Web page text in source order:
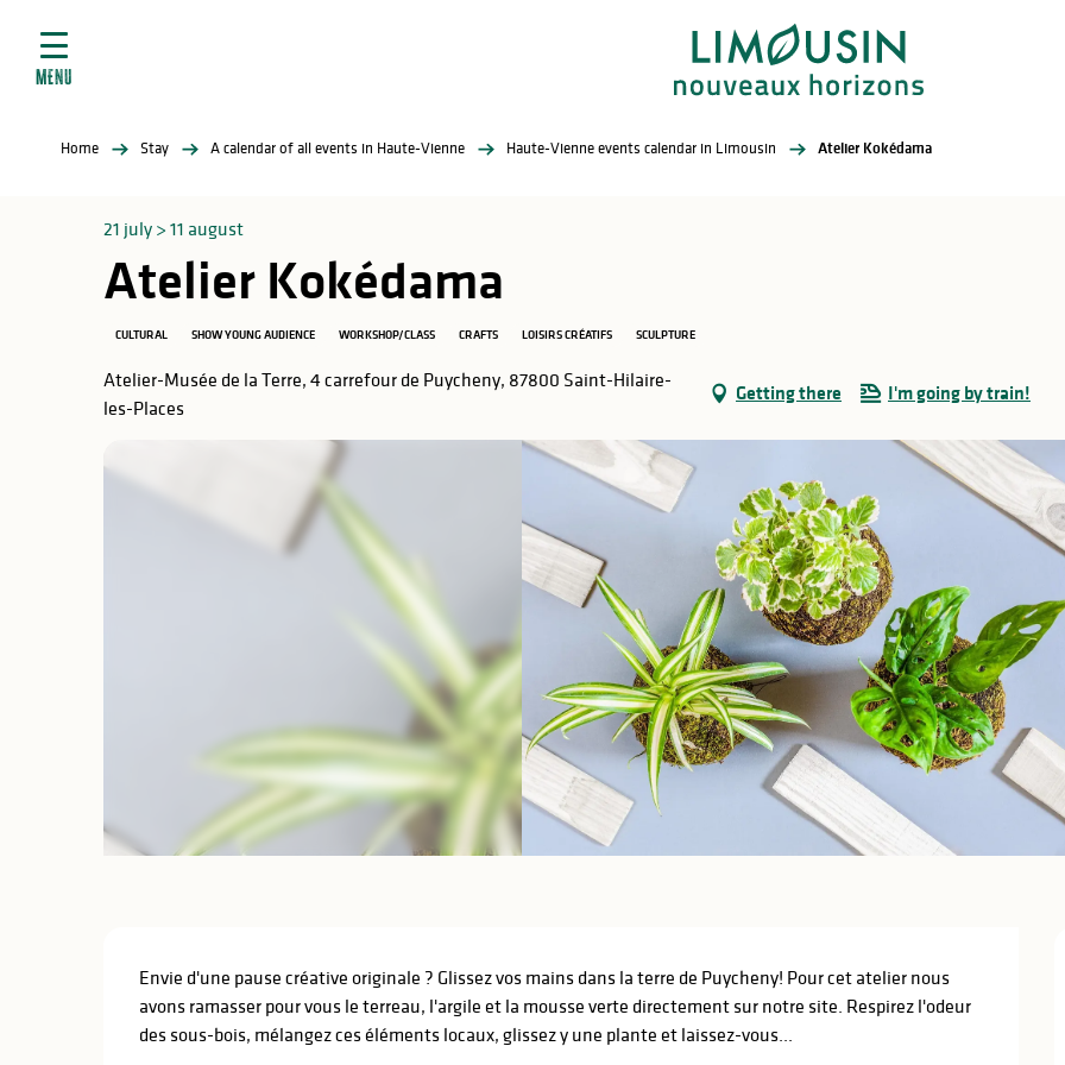
contenu
MENU
Home Stay A calendar of all events in Haute-Vienne Haute-Vienne events calendar in Limousin Atelier Kokédama
21 july > 11 august
Atelier Kokédama
CULTURAL SHOW YOUNG AUDIENCE WORKSHOP/CLASS CRAFTS LOISIRS CRÉATIFS SCULPTURE
Atelier-Musée de la Terre, 4 carrefour de Puycheny, 87800 Saint-Hilaire-
les-Places
Getting there I'm going by train!
Description
Envie d'une pause créative originale ? Glissez vos mains dans la terre de Puycheny! Pour cet atelier nous
avons ramasser pour vous le terreau, l'argile et la mousse verte directement sur notre site. Respirez l'odeur
des sous-bois, mélangez ces éléments locaux, glissez y une plante et laissez-vous...